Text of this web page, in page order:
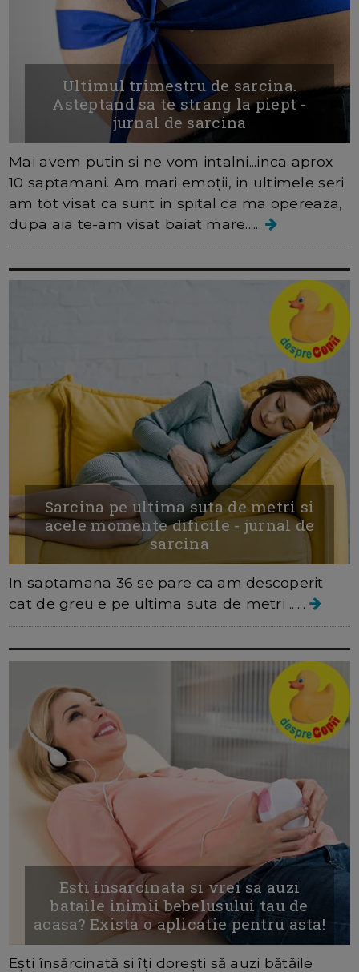
Ultimul trimestru de sarcina.
Asteptand sa te strang la piept -
jurnal de sarcina
Mai avem putin si ne vom intalni...inca aprox
10 saptamani. Am mari emoții, in ultimele seri
am tot visat ca sunt in spital ca ma opereaza,
dupa aia te-am visat baiat mare......
Sarcina pe ultima suta de metri si
acele momente dificile - jurnal de
sarcina
In saptamana 36 se pare ca am descoperit
cat de greu e pe ultima suta de metri ......
Esti insarcinata si vrei sa auzi
bataile inimii bebelusului tau de
acasa? Exista o aplicatie pentru asta!
Ești însărcinată și îți dorești să auzi bătăile